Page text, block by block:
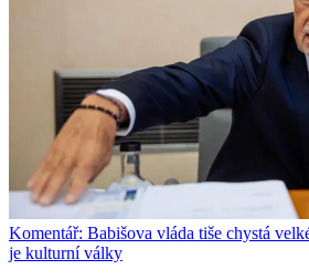
Komentář: Babišova vláda tiše chystá
je kulturní války